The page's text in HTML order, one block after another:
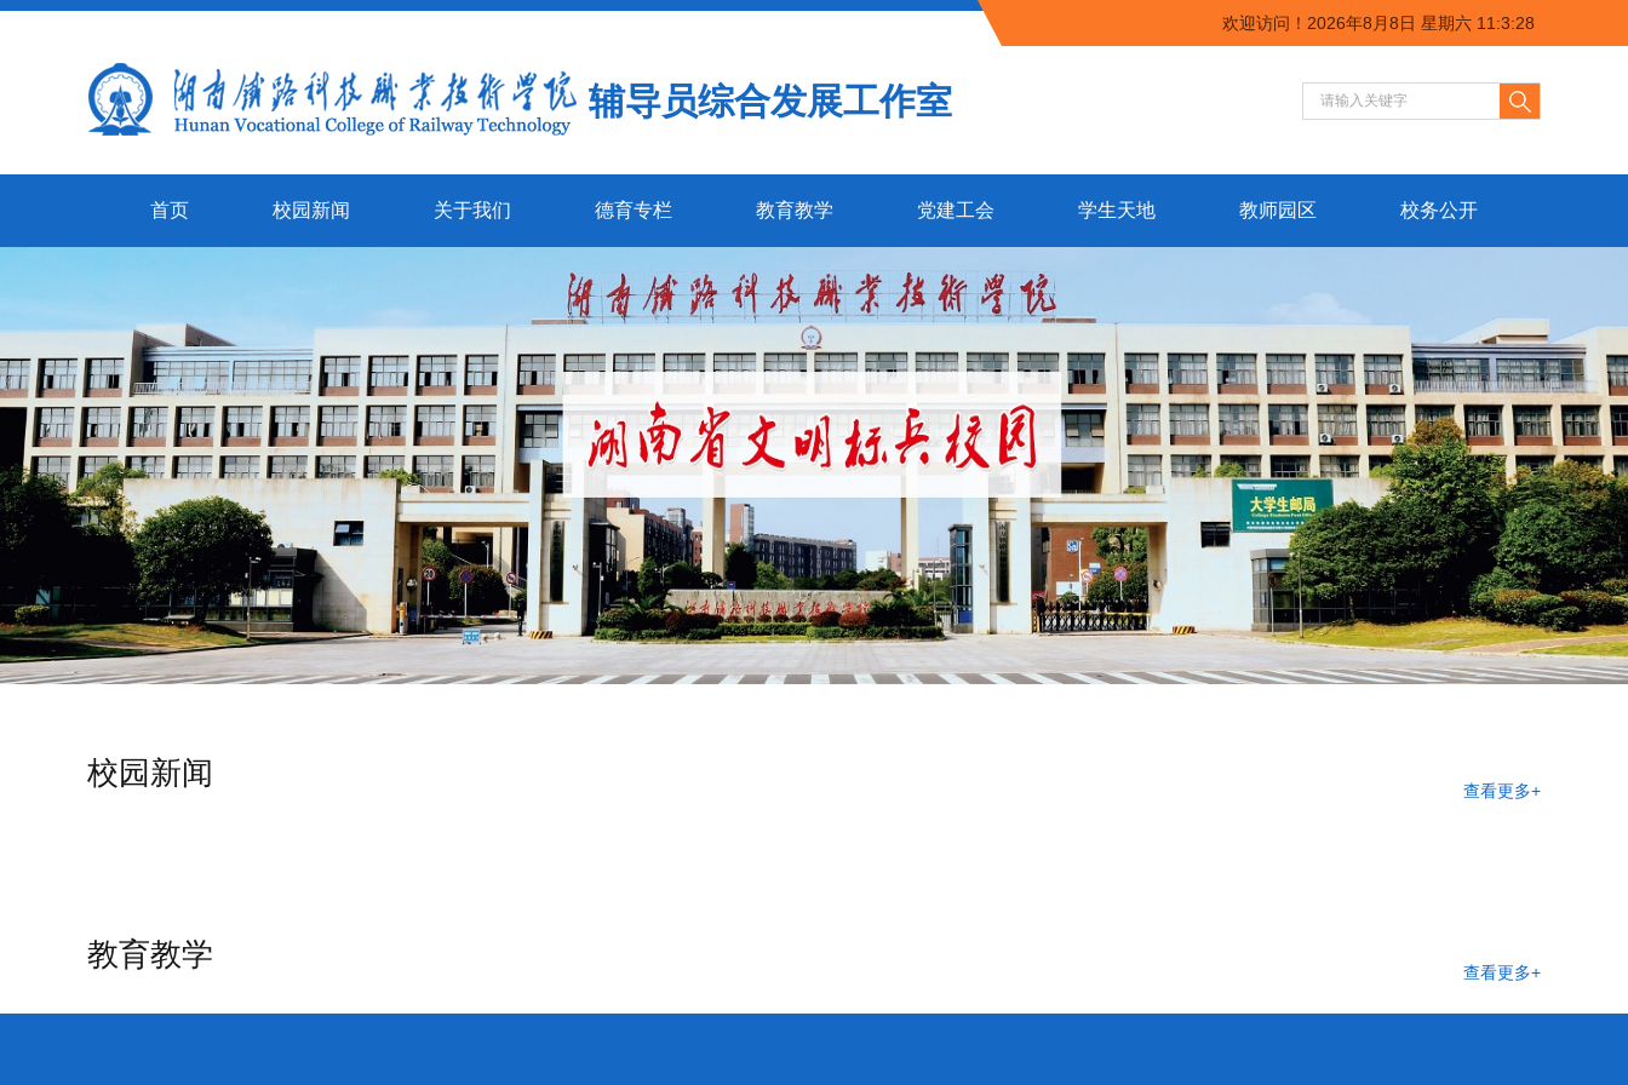
辅导员综合发展工作室
欢迎访问！ 2026年8月8日 星期六 11:3:28
首页 校园新闻 关于我们 德育专栏 教育教学 党建工会 学生天地 教师园区 校务公开
校园新闻 查看更多+
教育教学 查看更多+